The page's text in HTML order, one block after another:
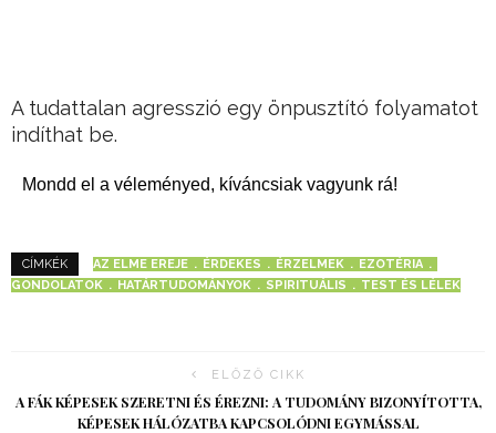
A tudattalan agresszió egy önpusztító folyamatot
indíthat be.
Mondd el a véleményed, kíváncsiak vagyunk rá!
CÍMKÉK AZ ELME EREJE ÉRDEKES ÉRZELMEK
EZOTÉRIA
GONDOLATOK
HATÁRTUDOMÁNYOK SPIRITUÁLIS TEST ÉS LÉLEK
ELŐZŐ CIKK
A FÁK KÉPESEK SZERETNI ÉS ÉREZNI: A TUDOMÁNY BIZONYÍTOTTA,
KÉPESEK HÁLÓZATBA KAPCSOLÓDNI EGYMÁSSAL